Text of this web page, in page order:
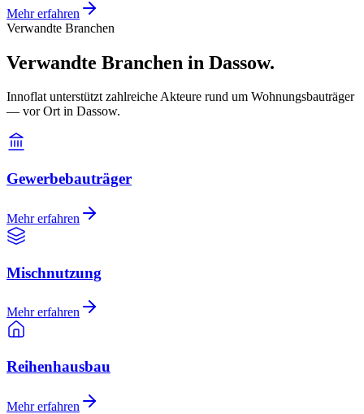
Mehr erfahren
Verwandte Branchen
Verwandte Branchen in Dassow.
Innoflat unterstützt zahlreiche Akteure rund um Wohnungsbauträger
— vor Ort in Dassow.
Gewerbebauträger
Mehr erfahren
Mischnutzung
Mehr erfahren
Reihenhausbau
Mehr erfahren